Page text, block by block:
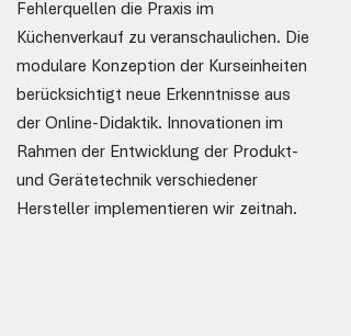
Fehlerquellen die Praxis im
Küchenverkauf zu veranschaulichen. Die
modulare Konzeption der Kurseinheiten
berücksichtigt neue Erkenntnisse aus
der Online-Didaktik. Innovationen im
Rahmen der Entwicklung der Produkt-
und Gerätetechnik verschiedener
Hersteller implementieren wir zeitnah.